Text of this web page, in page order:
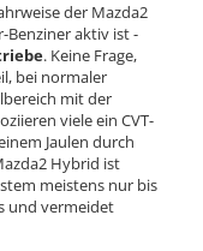
der Mazda2
Benziner aktiv ist -
. Keine Frage,
bei normaler
mit der
viele ein CVT-
Jaulen durch
Hybrid ist
meistens nur bis
und vermeidet